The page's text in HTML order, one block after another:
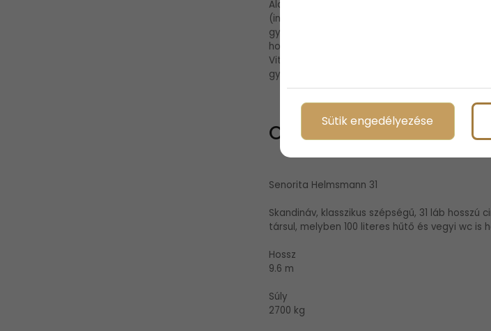
Alapmanőverek: fordulás, halzolás, vitorlázás
(indulás, érkezés) | Motorral való ki-be
gyakorolunk nyíltvízen, kikötőben
horgonyzást | Balatoni túraútvonalat
Vitorlástúrát szervezünk egy közösen
gyakorlati alkalmazása
Oktatóhajóink
Senorita Helmsmann 31
Skandináv, klasszikus szépségű, 31 láb
társul, melyben 100 literes hűtő és vegyi wc is
Hossz
9.6 m
Súly
2700 kg
Sütik engedélyezése